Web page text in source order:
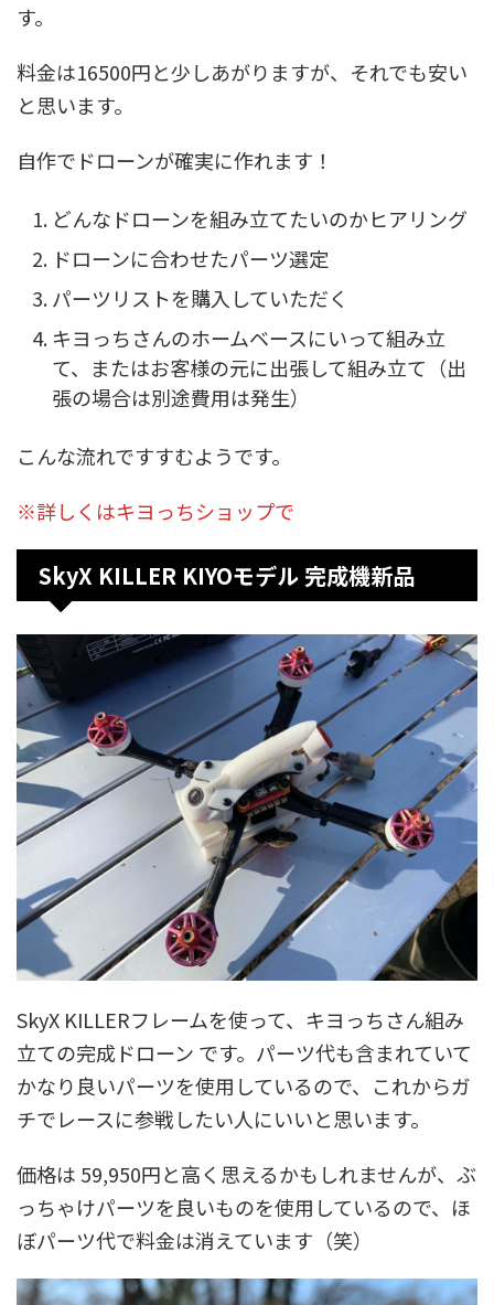
す。
料金は16500円と少しあがりますが、それでも安い
と思います。
自作でドローンが確実に作れます！
どんなドローンを組み立てたいのかヒアリング
ドローンに合わせたパーツ選定
パーツリストを購入していただく
キヨっちさんのホームベースにいって組み立
て、またはお客様の元に出張して組み立て（出
張の場合は別途費用は発生）
こんな流れですすむようです。
※詳しくはキヨっちショップで
SkyX KILLER KIYOモデル 完成機新品
SkyX KILLERフレームを使って、キヨっちさん組み
立ての完成ドローン です。パーツ代も含まれていて
かなり良いパーツを使用しているので、これからガ
チでレースに参戦したい人にいいと思います。
価格は 59,950円と高く思えるかもしれませんが、ぶ
っちゃけパーツを良いものを使用しているので、ほ
ぼパーツ代で料金は消えています（笑）